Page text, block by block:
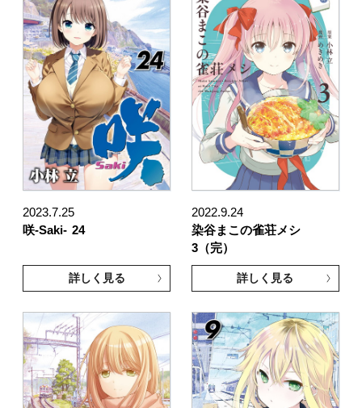
2023.7.25
咲-Saki- 24
詳しく見る
2022.9.24
染谷まこの雀荘メシ
3（完）
詳しく見る